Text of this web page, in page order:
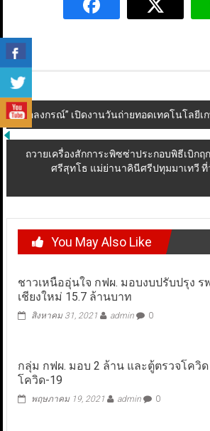
Post
navigation
“อลงกรณ์” เปิดงานวันถ่ายทอดเทคโนโลยีเ
ถวายเครื่องสักการะพิซซ่าประกอบพิธีเบิก
ศรีสุทโธ แม่ย่านาคินีศรีปทุมมาเทวี ที่
You May Also Like
ชาวเหนืออุ่นใจ กฟผ. มอบงบปรับปรุง
เชียงใหม่ 15.7 ล้านบาท
สิงหาคม 31, 2021 admin 0
กลุ่ม กฟผ. มอบ 2 ล้าน และตู้ตรวจโควิ
โควิด-19
พฤษภาคม 19, 2021 admin 0